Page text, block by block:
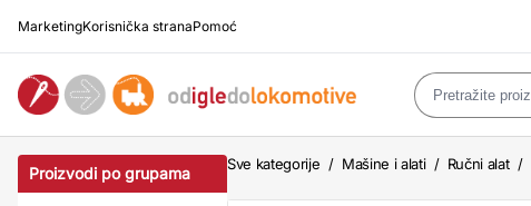
MarketingKorisnička stranaPomoć
Proizvodi po grupama Sve kategorije / Mašine i alati / Ručni alat /